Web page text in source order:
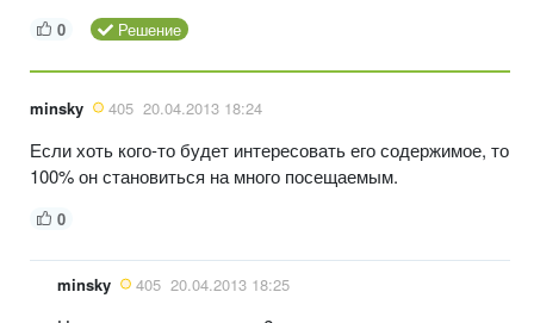
0 Решение
minsky 405 20.04.2013 18:24
Если хоть кого-то будет интересовать его содержимое, то
100% он становиться на много посещаемым.
0
minsky 405 20.04.2013 18:25